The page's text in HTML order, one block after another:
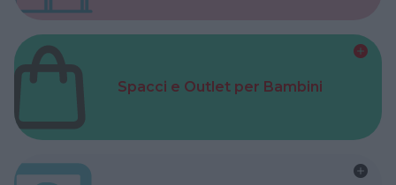
Spacci e Outlet per Bambini